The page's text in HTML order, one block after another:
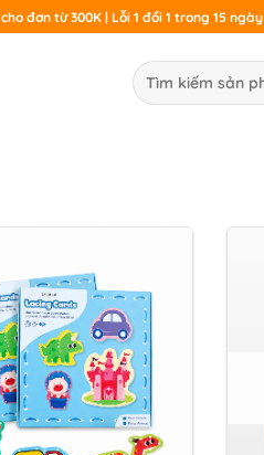
đơn từ 300K | Lỗi 1 đổi 1 trong 15 ngày